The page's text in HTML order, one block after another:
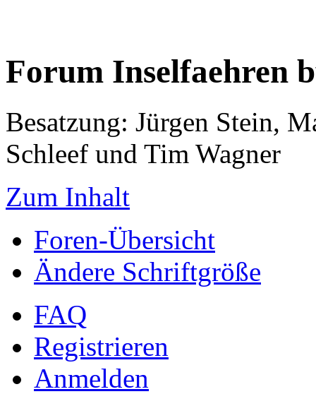
Forum Inselfaehren
Besatzung: Jürgen Stein,
Schleef und Tim Wagner
Zum Inhalt
Foren-Übersicht
Ändere Schriftgröße
FAQ
Registrieren
Anmelden